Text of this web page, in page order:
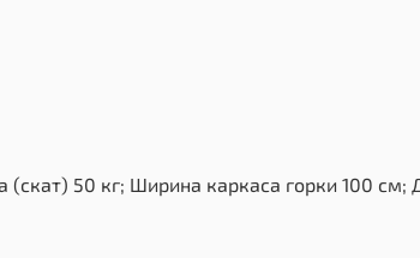
50 кг; Ширина каркаса горки 100